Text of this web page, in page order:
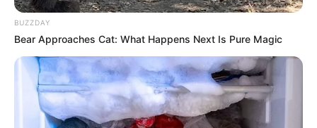
Base PMU du Quinté ou Couplé gagnant du
jour dans le PRIX DE MONTSOREAU
La base Quinté est établie avec notre logiciel qui est 100%
gratuit. Soit les 3 principaux favoris du Quinté PMU du jour
qui pourront vous permettre de faire ces différents jeux:
BUZZDAY
Bear Approaches Cat: What Happens Next Is Pure Magic